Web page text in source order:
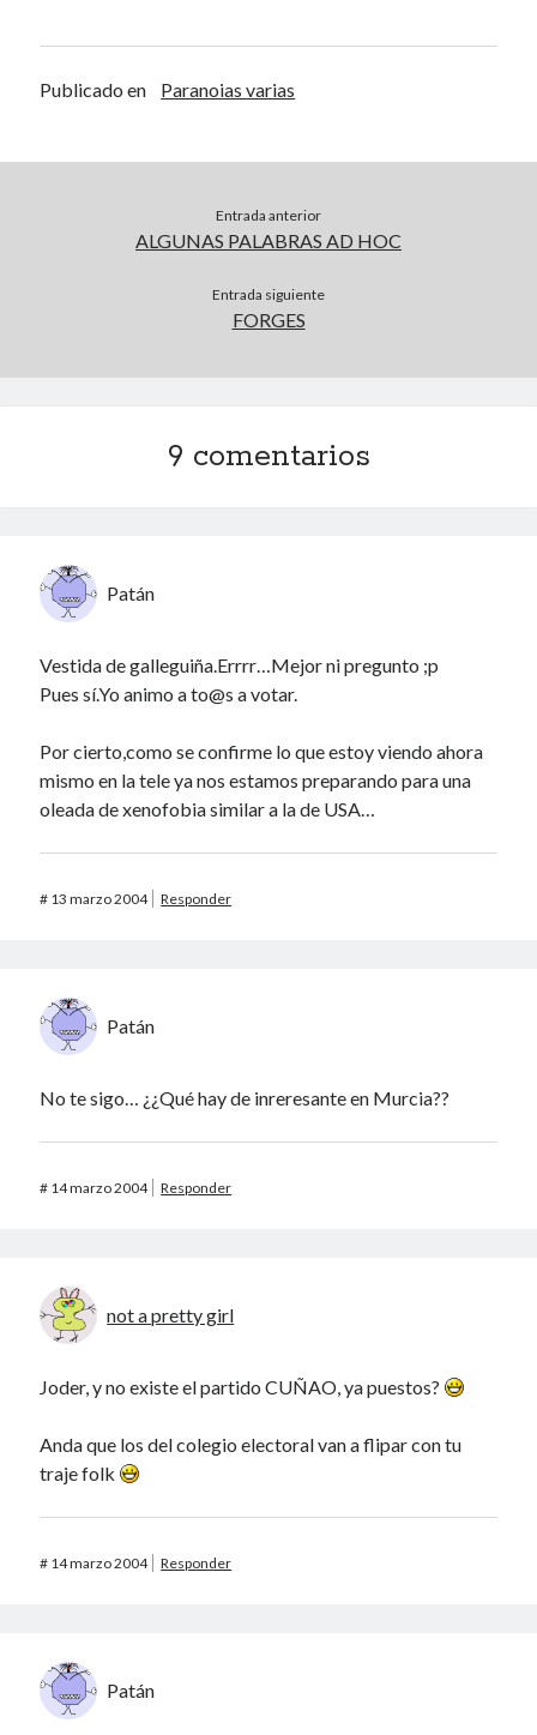
Voyeurismo
Microbis
Patada al diccionario
00-22-05-2002
Publicado en Paranoias varias
Entrada anterior
ALGUNAS PALABRAS AD HOC
Entrada siguiente
FORGES
9 comentarios
Patán
Vestida de galleguiña.Errrr…Mejor ni pregunto ;p
Pues sí.Yo animo a to@s a votar.
Por cierto,como se confirme lo que estoy viendo ahora
mismo en la tele ya nos estamos preparando para una
oleada de xenofobia similar a la de USA…
# 13 marzo 2004 Responder
Patán
No te sigo… ¿¿Qué hay de inreresante en Murcia??
# 14 marzo 2004 Responder
not a pretty girl
Joder, y no existe el partido CUÑAO, ya puestos?
Anda que los del colegio electoral van a flipar con tu
traje folk
# 14 marzo 2004 Responder
Patán